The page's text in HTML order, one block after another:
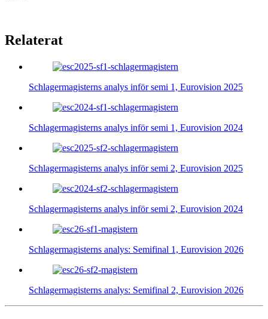
Relaterat
Schlagermagisterns analys inför semi 1, Eurovision 2025
Schlagermagisterns analys inför semi 1, Eurovision 2024
Schlagermagisterns analys inför semi 2, Eurovision 2025
Schlagermagisterns analys inför semi 2, Eurovision 2024
Schlagermagisterns analys: Semifinal 1, Eurovision 2026
Schlagermagisterns analys: Semifinal 2, Eurovision 2026